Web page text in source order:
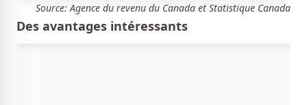
Source: Agence du revenu du Canada et Statistique Canada
Des avantages intéressants